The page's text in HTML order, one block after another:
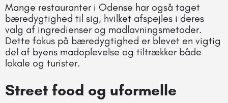
Mange restauranter i Odense har også taget
bæredygtighed til sig, hvilket afspejles i deres
valg af ingredienser og madlavningsmetoder.
Dette fokus på bæredygtighed er blevet en vigtig
del af byens madoplevelse og tiltrækker både
lokale og turister.
Street food og uformelle